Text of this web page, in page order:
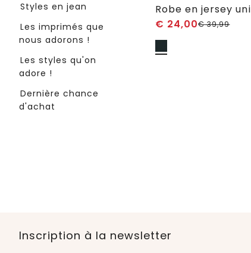
Styles en jean
Les imprimés que
nous adorons !
Les styles qu'on
adore !
Dernière chance
d'achat
Robe en jersey uni
€ 24,00€39,99
Inscription à la newsletter